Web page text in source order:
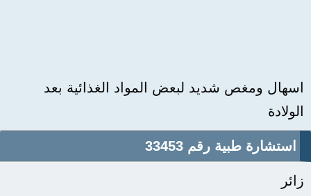
اسهال ومغص شديد لبعض المواد الغذائية بعد
الولادة
استشارة طبية رقم 33453
زائر